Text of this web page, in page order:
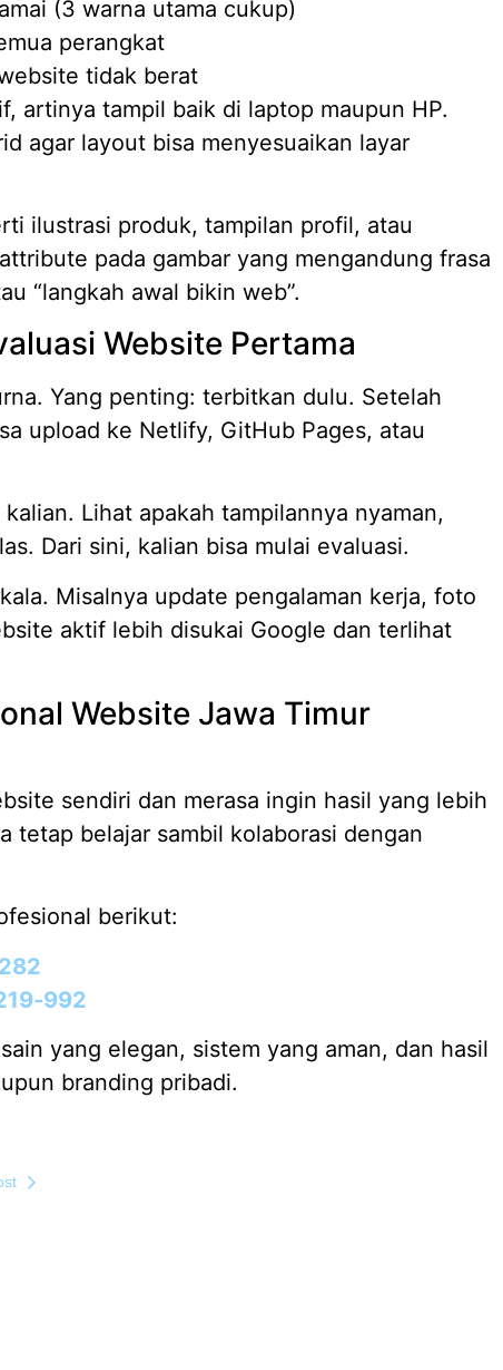
(3 warna utama cukup)
perangkat
tidak berat
artinya tampil baik di laptop maupun HP.
agar layout bisa menyesuaikan layar
ilustrasi produk, tampilan profil, atau
pada gambar yang mengandung frasa
“langkah awal bikin web”.
Website Pertama
Yang penting: terbitkan dulu. Setelah
upload ke Netlify, GitHub Pages, atau
Lihat apakah tampilannya nyaman,
Dari sini, kalian bisa mulai evaluasi.
Misalnya update pengalaman kerja, foto
aktif lebih disukai Google dan terlihat
Website Jawa Timur
sendiri dan merasa ingin hasil yang lebih
tetap belajar sambil kolaborasi dengan
berikut:
yang elegan, sistem yang aman, dan hasil
branding pribadi.